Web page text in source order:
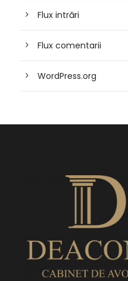
Flux intrări
Flux comentarii
WordPress.org